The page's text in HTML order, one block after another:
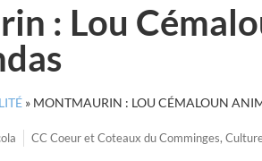
: Lou
» MONTMAURIN : LOU CÉMALOUN
CC Coeur et Coteaux du Comminges,